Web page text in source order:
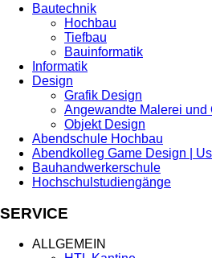
Bautechnik
Hochbau
Tiefbau
Bauinformatik
Informatik
Design
Grafik Design
Angewandte Malerei und
Objekt Design
Abendschule Hochbau
Abendkolleg Game Design |
Bauhandwerkerschule
Hochschulstudiengänge
SERVICE
ALLGEMEIN